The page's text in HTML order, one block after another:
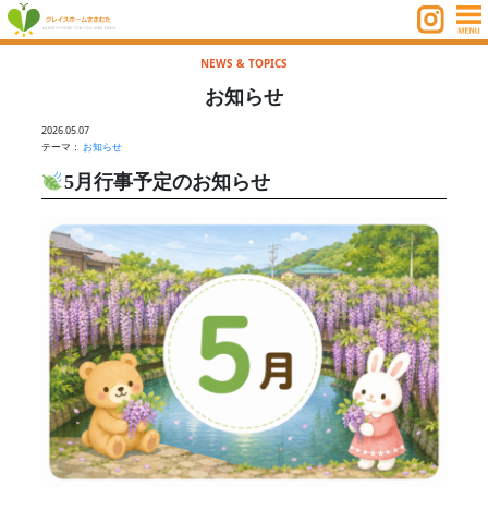
NEWS & TOPICS
お知らせ
2026.05.07
テーマ： お知らせ
5月行事予定のお知らせ